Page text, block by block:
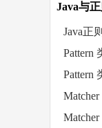
Java与
Java正
Pattern
Pattern
Matcher
Matcher